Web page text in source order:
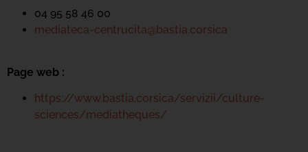
04 95 58 46 00
mediateca-centrucita@bastia.corsica
Page web :
https://www.bastia.corsica/servizii/culture-
sciences/mediatheques/